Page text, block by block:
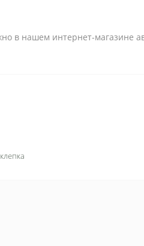
в нашем интернет-магазине